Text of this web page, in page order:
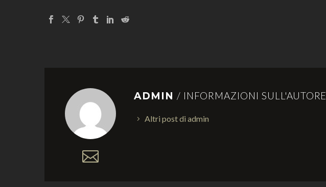
ADMIN / INFORMAZIONI SULL'AUTORE
Altri post di admin